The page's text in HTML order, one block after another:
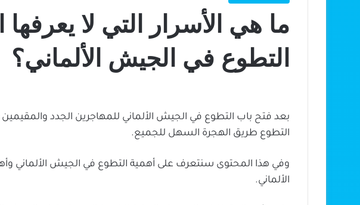
ما هي الأسرار التي لا
التطوع في الجيش الألماني؟
بعد فتح باب التطوع في الجيش الألماني للمهاجرين الجدد والمقيمين
التطوع طريق الهجرة السهل للجميع.
وفي هذا المحتوى سنتعرف على أهمية التطوع في الجيش الألماني
الألماني.